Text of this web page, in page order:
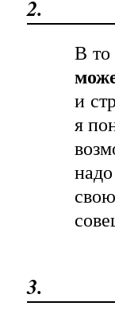
2.
В то
и
я
3.